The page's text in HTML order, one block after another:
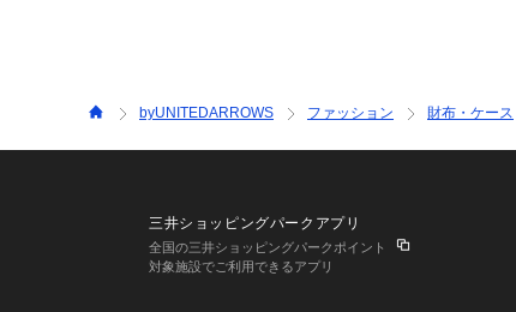
byUNITEDARROWS ファッション 財布・ケース
三井ショッピングパークアプリ
全国の三井ショッピングパークポイント
対象施設でご利用できるアプリ